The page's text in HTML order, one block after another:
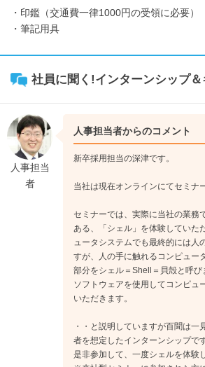
・印鑑（交通費一律1000円の受領に必要）
・筆記用具
社員に聞く!インターンシップ
人事担当
者
人事担当者からのコメント
新卒採用担当の深津です。
当社は現在オンラインにてセミナ
セミナーでは、実際に当社の業務
ある、「シェル」を体験していた
ュータシステムでも最終的には人
すが、人の手に触れるコンピュー
部分をシェル＝Shell＝貝殻と呼び
ソフトウェアを使用してコンピュ
いただきます。
・・と説明していますが百聞は一
者を想定したインターンシップで
是非参加して、一度シェルを体験